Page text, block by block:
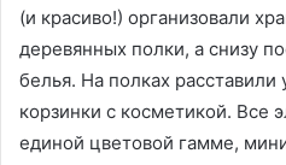
(и красиво!) организовали
деревянных полки, а снизу
белья. На полках расставили
корзинки с косметикой. Все
единой цветовой гамме,